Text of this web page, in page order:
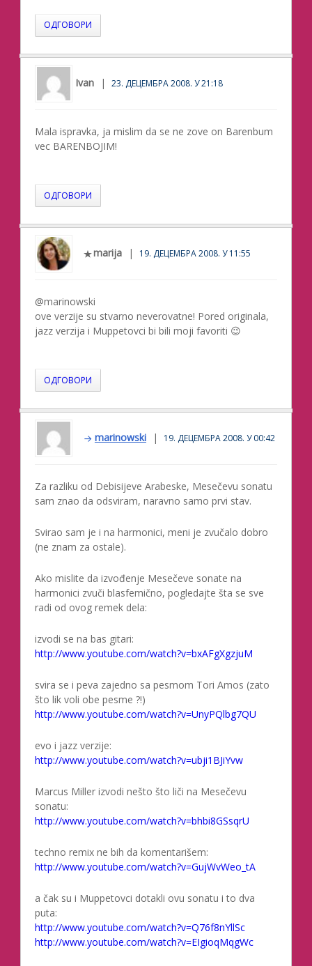
ОДГОВОРИ
Ivan 23. ДЕЦЕМБРА 2008. У 21:18
Mala ispravka, ja mislim da se ne zove on Barenbum
vec BARENBOJIM!
ОДГОВОРИ
marija 19. ДЕЦЕМБРА 2008. У 11:55
@marinowski
ove verzije su stvarno neverovatne! Pored originala,
jazz verzija i Muppetovci bi bili moji favoriti 😉
ОДГОВОРИ
marinowski 19. ДЕЦЕМБРА 2008. У 00:42
Za razliku od Debisijeve Arabeske, Mesečevu sonatu
sam znao da odsviram, naravno samo prvi stav.
Svirao sam je i na harmonici, meni je zvučalo dobro
(ne znam za ostale).
Ako mislite da izvođenje Mesečeve sonate na
harmonici zvuči blasfemično, pogledajte šta se sve
radi od ovog remek dela:
izvodi se na bas gitari:
http://www.youtube.com/watch?v=bxAFgXgzjuM
svira se i peva zajedno sa pesmom Tori Amos (zato
što lik voli obe pesme ?!)
http://www.youtube.com/watch?v=UnyPQlbg7QU
evo i jazz verzije:
http://www.youtube.com/watch?v=ubji1BJiYvw
Marcus Miller izvodi nešto što liči na Mesečevu
sonatu:
http://www.youtube.com/watch?v=bhbi8GSsqrU
techno remix ne bih da komentarišem:
http://www.youtube.com/watch?v=GujWvWeo_tA
a čak su i Muppetovci dotakli ovu sonatu i to dva
puta:
http://www.youtube.com/watch?v=Q76f8nYllSc
http://www.youtube.com/watch?v=EIgioqMqgWc